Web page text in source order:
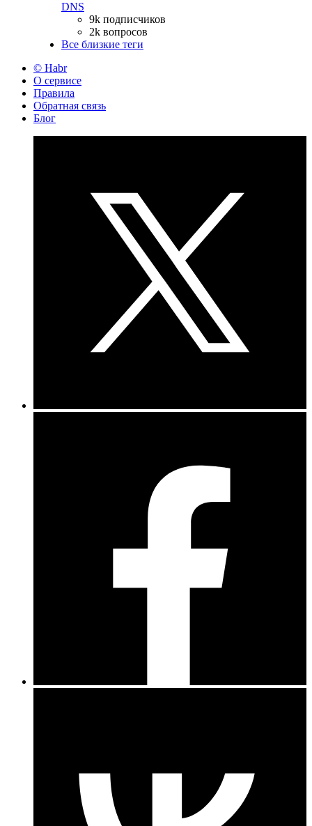
DNS
9k подписчиков
2k вопросов
Все близкие теги
© Habr
О сервисе
Правила
Обратная связь
Блог